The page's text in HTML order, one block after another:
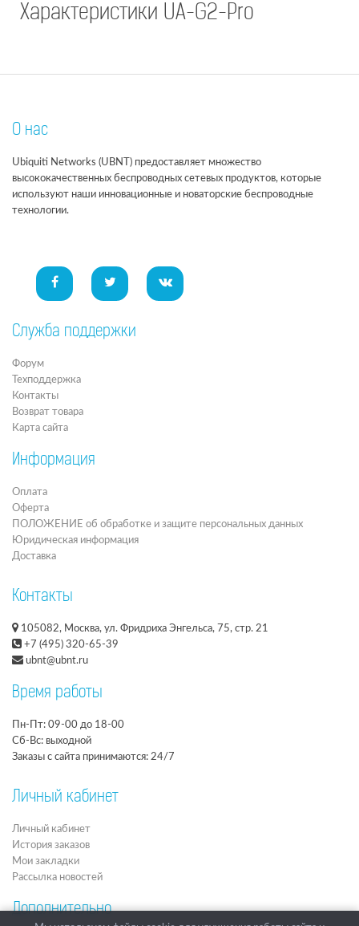
Характеристики UA-G2-Pro
О нас
Ubiquiti Networks (UBNT) предоставляет множество
высококачественных беспроводных сетевых продуктов, которые
используют наши инновационные и новаторские беспроводные
технологии.
Служба поддержки
Форум
Техподдержка
Контакты
Возврат товара
Карта сайта
Информация
Оплата
Оферта
ПОЛОЖЕНИЕ об обработке и защите персональных данных
Юридическая информация
Доставка
Контакты
105082, Москва, ул. Фридриха Энгельса, 75, стр. 21
+7 (495) 320-65-39
ubnt@ubnt.ru
Время работы
Пн-Пт: 09-00 до 18-00
Сб-Вс: выходной
Заказы с сайта принимаются: 24/7
Личный кабинет
Личный кабинет
История заказов
Мои закладки
Рассылка новостей
Дополнительно